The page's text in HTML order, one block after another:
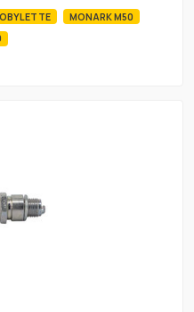
MONARK M50